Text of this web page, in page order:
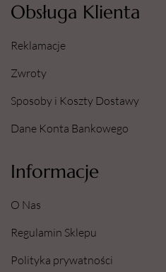
Obsługa Klienta
Reklamacje
Zwroty
Sposoby i Koszty Dostawy
Dane Konta Bankowego
Informacje
O Nas
Regulamin Sklepu
Polityka prywatności